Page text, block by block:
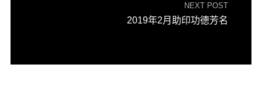
NEXT POST
2019年2月助印功德芳名